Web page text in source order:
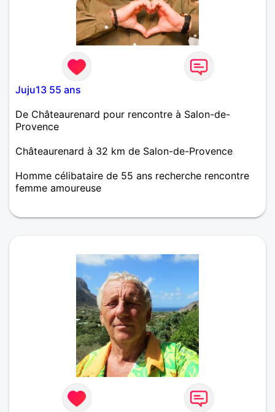
Juju13 55 ans
De Châteaurenard pour rencontre à Salon-de-
Provence
Châteaurenard à 32 km de Salon-de-Provence
Homme célibataire de 55 ans recherche rencontre
femme amoureuse
tête ! La vie est courte alors si toi aussi tu